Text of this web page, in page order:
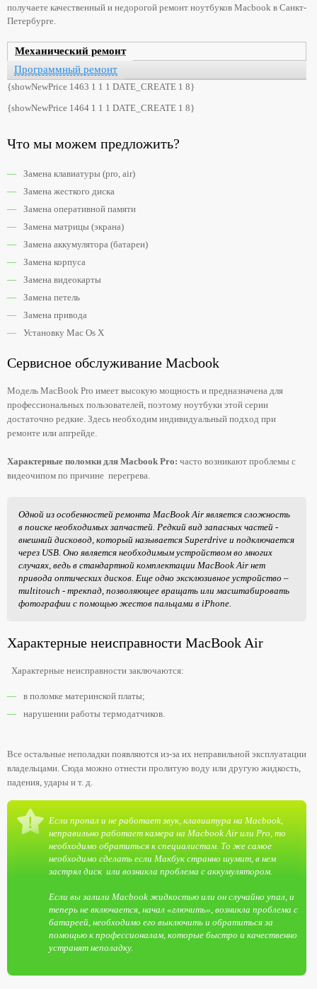
получаете качественный и недорогой ремонт ноутбуков Macbook в Санкт-
Петербурге.
Механический ремонт
Программный ремонт
{showNewPrice 1463 1 1 1 DATE_CREATE 1 8}
{showNewPrice 1464 1 1 1 DATE_CREATE 1 8}
Что мы можем предложить?
Замена клавиатуры (pro, air)
Замена жесткого диска
Замена оперативной памяти
Замена матрицы (экрана)
Замена аккумулятора (батареи)
Замена корпуса
Замена видеокарты
Замена петель
Замена привода
Установку Mac Os X
Сервисное обслуживание Macbook
Модель MacBook Pro имеет высокую мощность и предназначена для
профессиональных пользователей, поэтому ноутбуки этой серии
достаточно редкие. Здесь необходим индивидуальный подход при
ремонте или апгрейде.
Характерные поломки для Macbook Pro: часто возникают проблемы с
видеочипом по причине перегрева.
Одной из особенностей ремонта MacBook Air является сложность
в поиске необходимых запчастей. Редкий вид запасных частей -
внешний дисковод, который называется Superdrive и подключается
через USB. Оно является необходимым устройством во многих
случаях, ведь в стандартной комплектации MacBook Air нет
привода оптических дисков. Еще одно эксклюзивное устройство –
multitouch - трекпад, позволяющее вращать или масштабировать
фотографии с помощью жестов пальцами в iPhone.
Характерные неисправности MacBook Air
Характерные неисправности заключаются:
в поломке материнской платы;
нарушении работы термодатчиков.
Все остальные неполадки появляются из-за их неправильной эксплуатации
владельцами. Сюда можно отнести пролитую воду или другую жидкость,
падения, удары и т. д.
Если пропал и не работает звук, клавиатура на Macbook,
неправильно работает камера на Macbook Air или Pro, то
необходимо обратиться к специалистам. То же самое
необходимо сделать если Макбук странно шумит, в нем
застрял диск или возникла проблема с аккумулятором.
Если вы залили Macbook жидкостью или он случайно упал, и
теперь не включается, начал «глючить», возникла проблема с
батареей, необходимо его выключить и обратиться за
помощью к профессионалам, которые быстро и качественно
устранят неполадку.